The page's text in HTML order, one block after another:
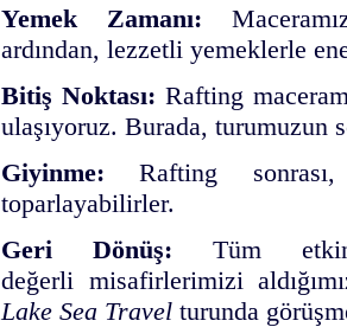
Yemek Zamanı:
ardından, lezzetli yemeklerle
Bitiş Noktası: Rafting
ulaşıyoruz. Burada, turumuzun
Giyinme: Rafting sonrası,
toparlayabilirler.
Geri Dönüş: Tüm
değerli misafirlerimizi
Lake Sea Travel turunda